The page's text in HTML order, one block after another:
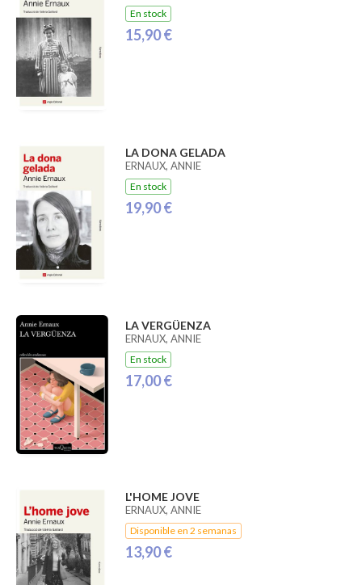
En stock
15,90 €
LA DONA GELADA
ERNAUX, ANNIE
En stock
19,90 €
LA VERGÜENZA
ERNAUX, ANNIE
En stock
17,00 €
L'HOME JOVE
ERNAUX, ANNIE
Disponible en 2 semanas
13,90 €